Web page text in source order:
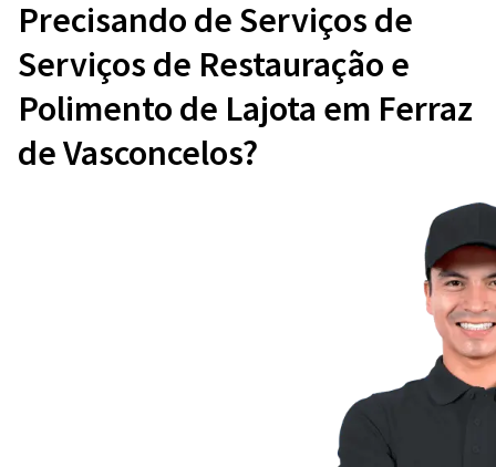
Precisando de Serviços de
Serviços de Restauração e
Polimento de Lajota em Ferraz
de Vasconcelos?